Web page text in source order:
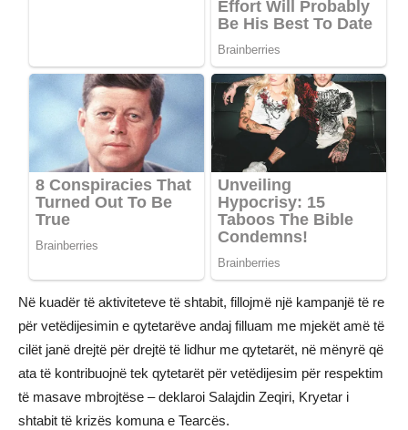
Në kuadër të aktiviteteve të shtabit, fillojmë një kampanjë të re
për vetëdijesimin e qytetarëve andaj filluam me mjekët amë të
cilët janë drejtë për drejtë të lidhur me qytetarët, në mënyrë që
ata të kontribuojnë tek qytetarët për vetëdijesim për respektim
të masave mbrojtëse – deklaroi Salajdin Zeqiri, Kryetar i
shtabit të krizës komuna e Tearcës.